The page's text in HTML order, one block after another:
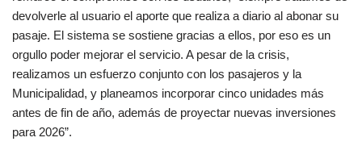
devolverle al usuario el aporte que realiza a diario al abonar su
pasaje. El sistema se sostiene gracias a ellos, por eso es un
orgullo poder mejorar el servicio. A pesar de la crisis,
realizamos un esfuerzo conjunto con los pasajeros y la
Municipalidad, y planeamos incorporar cinco unidades más
antes de fin de año, además de proyectar nuevas inversiones
para 2026”.